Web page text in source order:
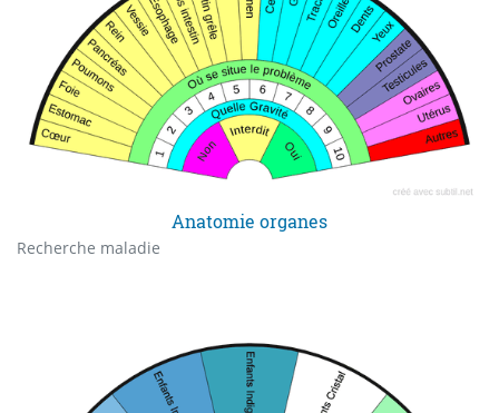
Anatomie organes
Recherche maladie